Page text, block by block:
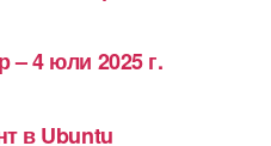
4 юли 2025 г.
в Ubuntu